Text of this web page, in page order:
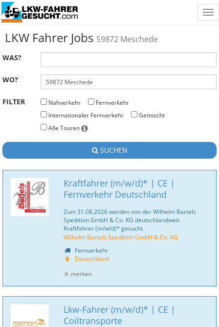
LKW Fahrer Jobs 59872 Meschede
WAS?
WO?
FILTER Nahverkehr
Fernverkehr
Internationaler Fernverkehr
Gemischt
Alle Touren
SUCHEN
Kraftfahrer (m/w/d)* | CE |
Fernverkehr Deutschland
Zum 31.08.2026 werden von der Wilhelm Bartels
Spedition GmbH & Co. KG deutschlandweit
Kraftfahrer (m/w/d)* gesucht.
Wilhelm Bartels Spedition GmbH & Co. KG
Fernverkehr
Deutschland
merken
Lkw-Fahrer (m/w/d)* | CE |
Coiltransporte